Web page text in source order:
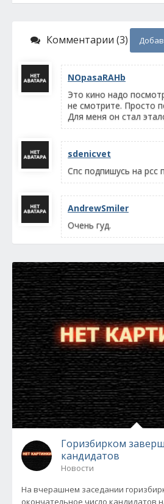
Комментарии (3)
NOpasaRAHb
Это кино надо
не смотрите. Просто
Для меня он стал
sdenicvet
Спс подпишусь на рсс
AndrewSmiler
Очень гуд.
Горизбирком
кандидатов
Новости
На вчерашнем заседании
окончательное число кандидатов